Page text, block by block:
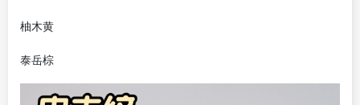
柚木黄
泰岳棕